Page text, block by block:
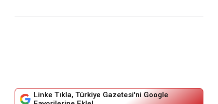
Linke Tıkla, Türkiye Gazetesi'ni Google